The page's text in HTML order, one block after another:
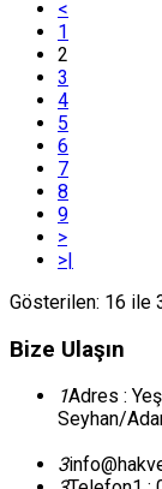
<
1
2
3
4
5
6
7
8
9
>
>|
Gösterilen: 16 ile
Bize Ulaşın
1Adres :
Seyhan/
3